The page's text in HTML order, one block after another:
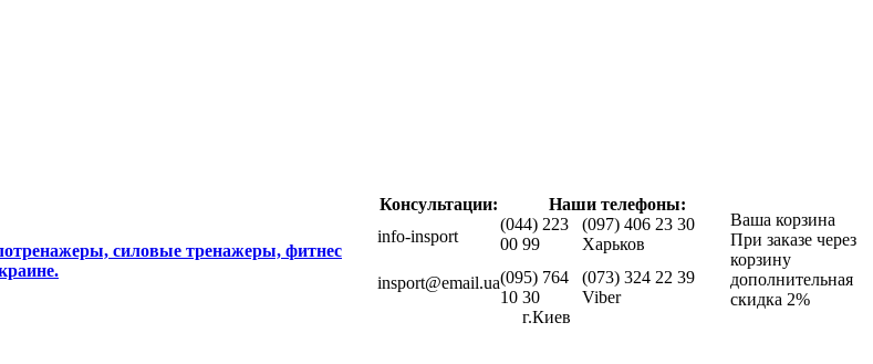
Консультации:
Наши телефоны:
Ваша корзина
При заказе через
корзину
дополнительная
скидка 2%
info-insport
(044) 223
00 99
(097) 406 23 30
Харьков
insport@email.ua(095) 764
10 30
(073) 324 22 39
Viber
г.Киев